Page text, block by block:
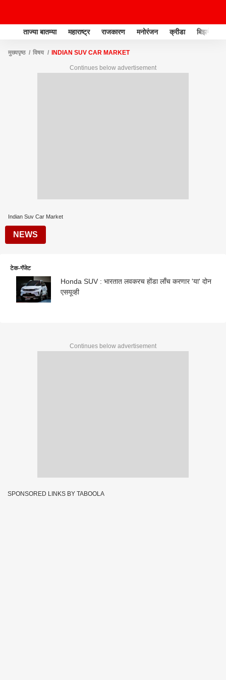
ताज्या बातम्या महाराष्ट्र राजकारण मनोरंजन क्रीडा बिझनेस
मुख्यपृष्ठ विषय INDIAN SUV CAR MARKET
Continues below advertisement
Indian Suv Car Market
NEWS
टेक-गॅजेट
Honda SUV : भारतात लवकरच होंडा लाँच करणार 'या' दोन
एसयूव्ही
Continues below advertisement
SPONSORED LINKS BY TABOOLA